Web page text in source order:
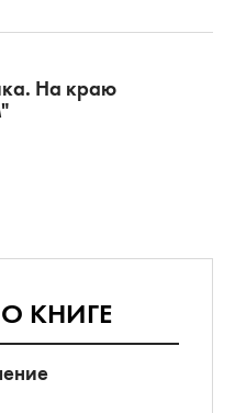
На краю
КНИГЕ